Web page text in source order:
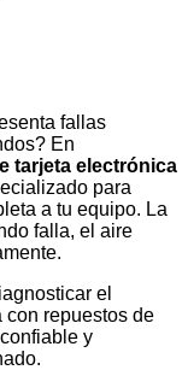
fallas
En
tarjeta electrónica
para
a tu equipo. La
falla, el aire
el
con repuestos de
y